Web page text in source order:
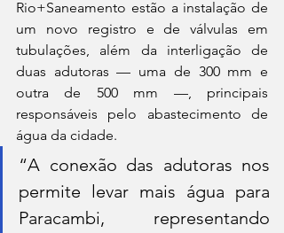
Rio+Saneamento estão a instalação de
um novo registro e de válvulas em
tubulações, além da interligação de
duas adutoras — uma de 300 mm e
outra de 500 mm —, principais
responsáveis pelo abastecimento de
água da cidade.
“A conexão das adutoras nos
permite levar mais água para
Paracambi, representando